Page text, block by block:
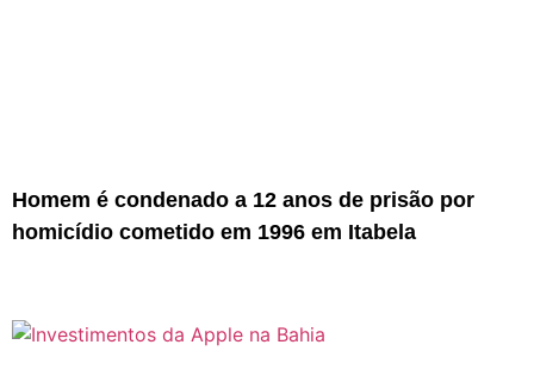
Homem é condenado a 12 anos de prisão por
homicídio cometido em 1996 em Itabela